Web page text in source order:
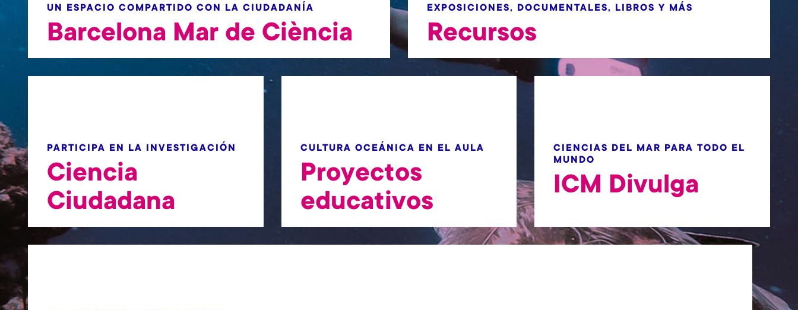
UN ESPACIO COMPARTIDO CON LA CIUDADANÍA
Barcelona Mar de Ciència
EXPOSICIONES, DOCUMENTALES, LIBROS Y MÁS
Recursos
PARTICIPA EN LA INVESTIGACIÓN
Ciencia
Ciudadana
CULTURA OCEÁNICA EN EL AULA
Proyectos
educativos
CIENCIAS DEL MAR PARA TODO EL
MUNDO
ICM Divulga